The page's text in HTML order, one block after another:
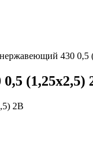
430 0,5
(1,25х2,5)